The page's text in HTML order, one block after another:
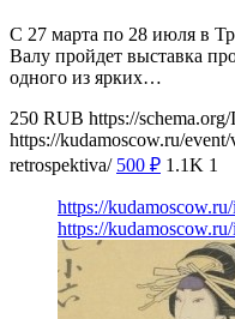
С 27 марта по 28 июля в
Валу пройдет выставка
одного из ярких…
250 RUB https://
https://kudamoscow.ru/
retrospektiva/ 500 ₽ 1.1K 1
https://
https://